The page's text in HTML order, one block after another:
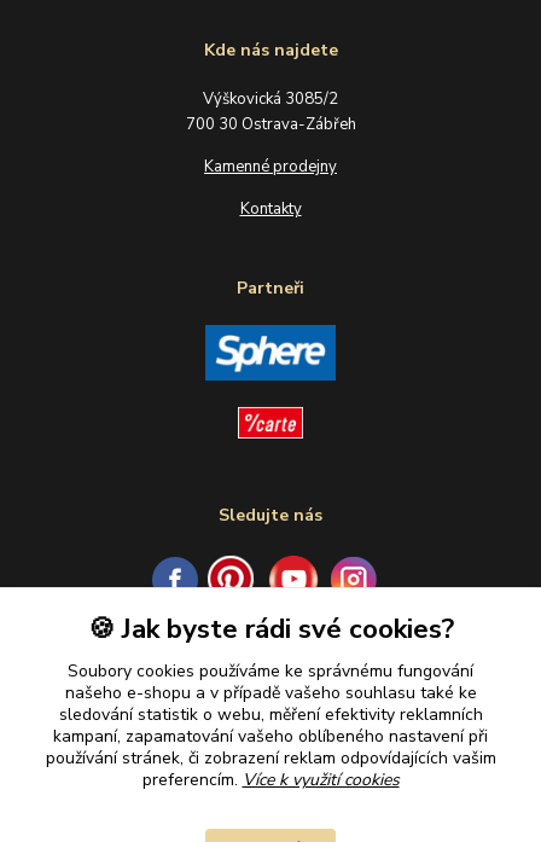
Kde nás najdete
Výškovická 3085/2
700 30 Ostrava-Zábřeh
Kamenné prodejny
Kontakty
Partneři
Sledujte nás
🍪 Jak byste rádi své cookies?
Soubory cookies používáme ke správnému fungování
našeho e-shopu a v případě vašeho souhlasu také ke
sledování statistik o webu, měření efektivity reklamních
kampaní, zapamatování vašeho oblíbeného nastavení při
používání stránek, či zobrazení reklam odpovídajících vašim
preferencím. Více k využití cookies